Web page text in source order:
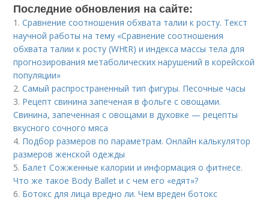
Последние обновления на сайте:
1.Сравнение соотношения обхвата талии к росту. Текст
научной работы на тему «Сравнение соотношения
обхвата талии к росту (WHtR) и индекса массы тела для
прогнозирования метаболических нарушений в корейской
популяции»
2.Самый распространенный тип фигуры. Песочные часы
3. Рецепт свинина запеченая в фольге с овощами.
Свинина, запеченная с овощами в духовке — рецепты
вкусного сочного мяса
4. Подбор размеров по параметрам. Онлайн калькулятор
размеров женской одежды
5. Балет Сожженные калории и информация о фитнесе.
Что же такое Body Ballet и с чем его «едят»?
6. Ботокс для лица вредно ли. Чем вреден ботокс